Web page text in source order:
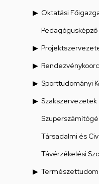
Oktatási
Pedagógusképző
Sporttudományi
Szakszervezetek
Társadalmi és
Távérzékelési